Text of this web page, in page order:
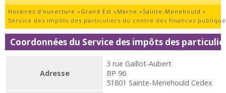
Horaires d'ouverture » Grand Est » Marne » Sainte-Menehould »
Service des impôts des particuliers du centre des finances
Coordonnées du Service des impôts des
Adresse
3 rue Gaillot-Aubert
BP 96
51801 Sainte-Menehould Cedex